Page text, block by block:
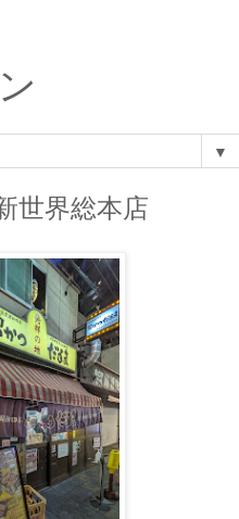
▼
世界総本店